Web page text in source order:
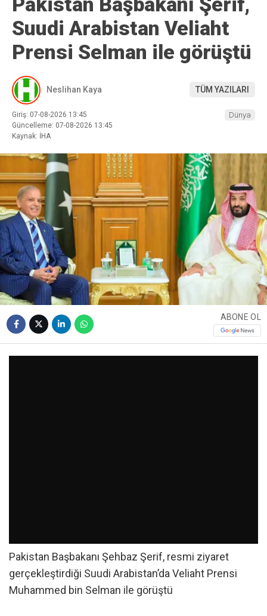
Suudi Arabistan Veliaht
Prensi Selman ile görüştü
Neslihan Kaya TÜM YAZILARI
Giriş: 07-08-2026 13:45
Güncelleme: 07-08-2026 13:45
Kaynak: İHA
Dünya
ABONE OL
Pakistan Başbakanı Şehbaz Şerif, resmi ziyaret
gerçekleştirdiği Suudi Arabistan’da Veliaht Prensi
Muhammed bin Selman ile görüştü